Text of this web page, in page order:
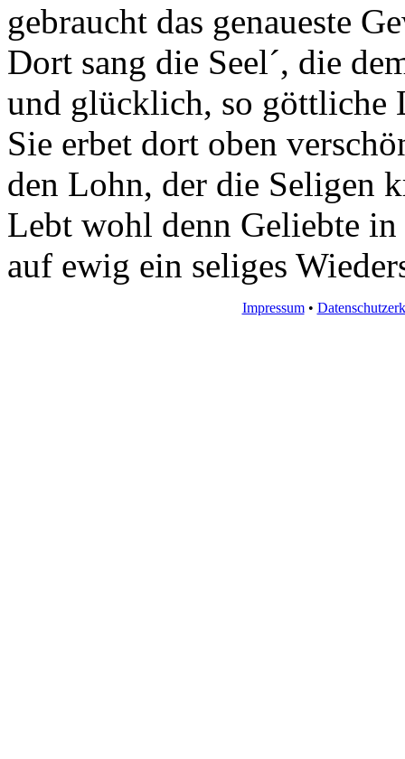
gebraucht das genaueste
Dort sang die Seel´, die
und glücklich, so göttliche
Sie erbet dort oben
den Lohn, der die Seligen
Lebt wohl denn Geliebte
auf ewig ein seliges
Impressum•